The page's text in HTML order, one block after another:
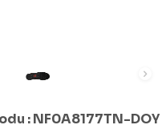
:NF0A8177TN-DOY